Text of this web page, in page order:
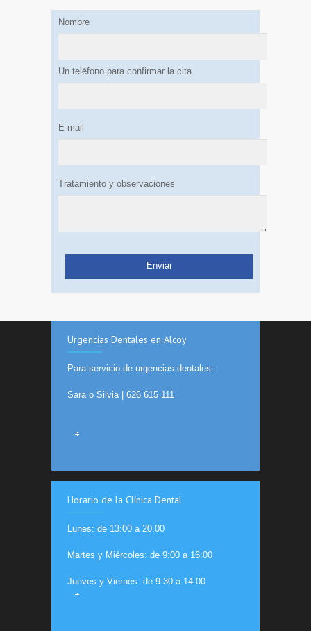
Nombre
Un teléfono para confirmar la cita
E-mail
Tratamiento y observaciones
Urgencias Dentales en Alcoy
Para servicio de urgencias dentales:
Sara o Silvia | 626 615 111
Horario de la Clínica Dental
Lunes: de 13:00 a 20.00
Martes y Miércoles: de 9:00 a 16:00
Jueves y Viernes: de 9:30 a 14:00